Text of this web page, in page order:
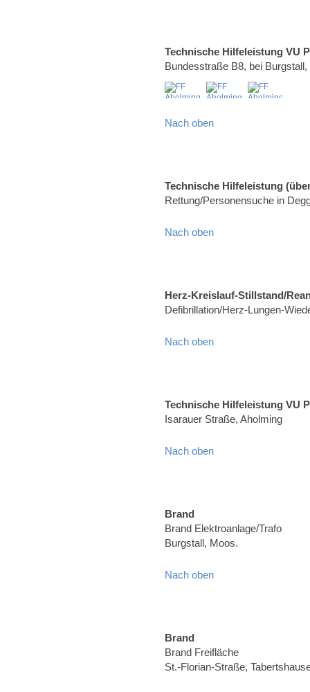
Technische Hilfeleistung VU
Bundesstraße B8, bei
Nach oben
Technische Hilfeleistung
Rettung/Personensuche in
Nach oben
Herz-Kreislauf-Stillstand/
Defibrillation/Herz-Lungen-
Nach oben
Technische Hilfeleistung VU
Isarauer Straße, Aholming
Nach oben
Brand
Brand Elektroanlage/Trafo
Burgstall, Moos.
Nach oben
Brand
Brand Freifläche
St.-Florian-Straße,